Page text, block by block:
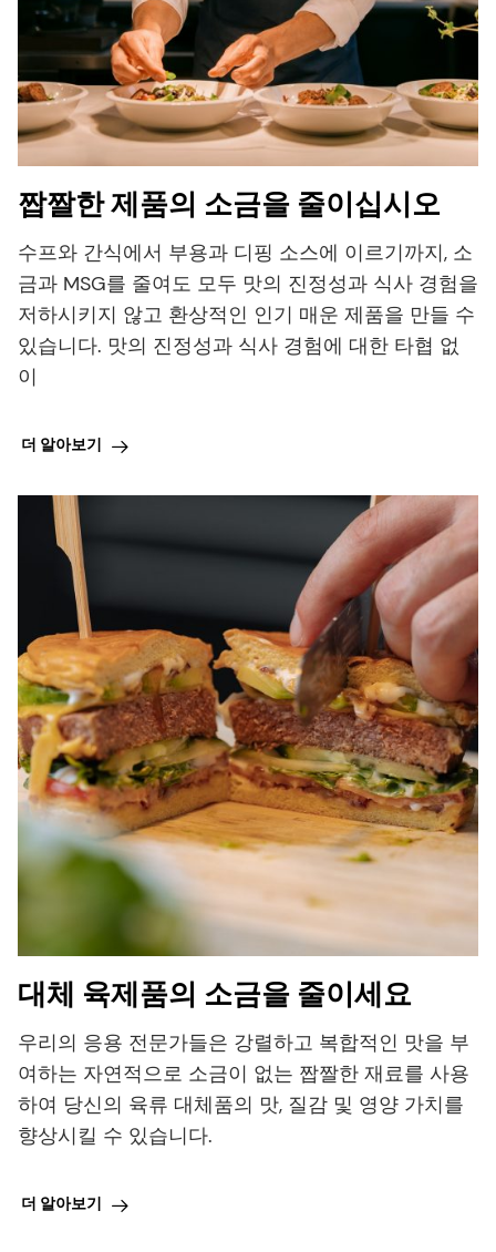
짭짤한 제품의 소금을 줄이십시오
수프와 간식에서 부용과 디핑 소스에 이르기까지, 소
금과 MSG를 줄여도 모두 맛의 진정성과 식사 경험을
저하시키지 않고 환상적인 인기 매운 제품을 만들 수
있습니다. 맛의 진정성과 식사 경험에 대한 타협 없
이
더 알아보기
대체 육제품의 소금을 줄이세요
우리의 응용 전문가들은 강렬하고 복합적인 맛을 부
여하는 자연적으로 소금이 없는 짭짤한 재료를 사용
하여 당신의 육류 대체품의 맛, 질감 및 영양 가치를
향상시킬 수 있습니다.
더 알아보기